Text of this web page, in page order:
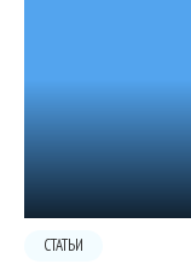
СТАТЬИ